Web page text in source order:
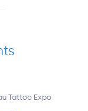
Tattoo Expo